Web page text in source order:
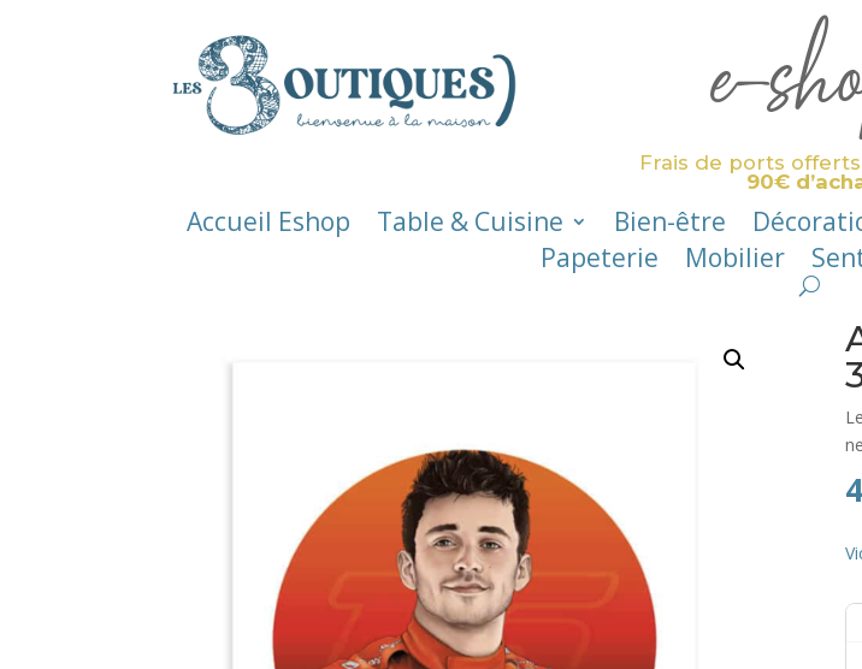
e-
Frais de ports
90€
Accueil Eshop Table & Cuisine Bien-être
Papeterie
Mobilier